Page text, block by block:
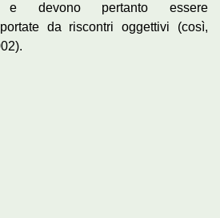
e devono pertanto essere
da riscontri oggettivi (così,